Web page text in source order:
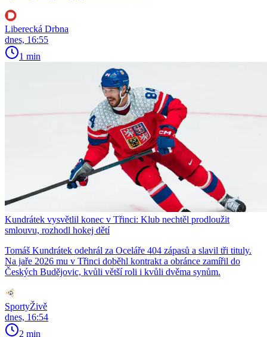
Liberecká Drbna
dnes, 16:55
1 min
Kundrátek vysvětlil konec v Třinci: Klub nechtěl prodloužit
smlouvu, rozhodl hokej dětí
Tomáš Kundrátek odehrál za Oceláře 404 zápasů a slavil tři tituly.
Na jaře 2026 mu v Třinci doběhl kontrakt a obránce zamířil do
Českých Budějovic, kvůli větší roli i kvůli dvěma synům.
SportyŽivě
dnes, 16:54
2 min